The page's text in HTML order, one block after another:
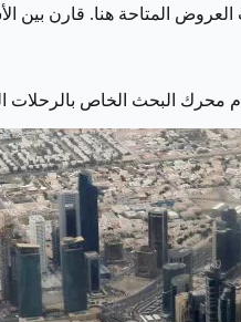
المتاحة هنا. قارن بين
البحث الخاص بالرحلات